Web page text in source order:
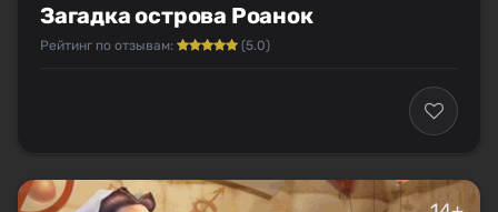
Загадка острова Роанок
Рейтинг по отзывам: (5.0)